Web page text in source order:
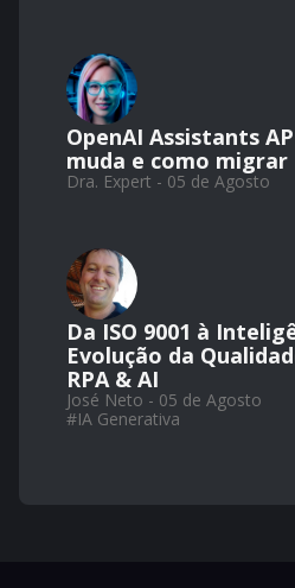
OpenAI Assistants
muda e como migrar
Dra. Expert - 05 de Agosto
Da ISO 9001 à
Evolução da
RPA & AI
José Neto - 05 de Agosto
#IA Generativa